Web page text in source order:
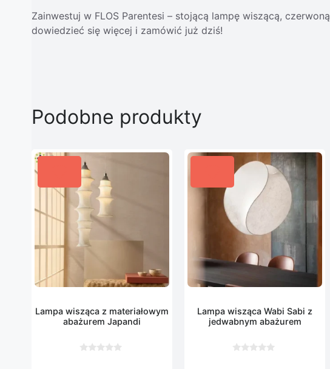
Zainwestuj w FLOS Parentesi – stojącą lampę wiszącą,
dowiedzieć się więcej i zamówić już dziś!
Podobne produkty
Lampa wisząca z materiałowym
abażurem Japandi
Lampa wisząca Wabi Sabi z
jedwabnym abażurem